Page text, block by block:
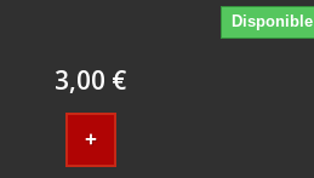
Disponible
3,00 €
+